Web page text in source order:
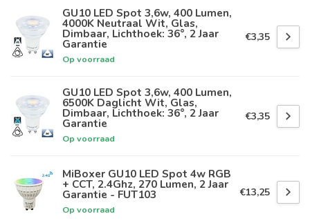
GU10 LED Spot 3,6w, 400 Lumen,
4000K Neutraal Wit, Glas,
Dimbaar, Lichthoek: 36°, 2 Jaar
Garantie
Op voorraad
€3,35
GU10 LED Spot 3,6w, 400 Lumen,
6500K Daglicht Wit, Glas,
Dimbaar, Lichthoek: 36°, 2 Jaar
Garantie
Op voorraad
€3,35
MiBoxer GU10 LED Spot 4w RGB
+ CCT, 2.4Ghz, 270 Lumen, 2 Jaar
Garantie - FUT103
Op voorraad
€13,25